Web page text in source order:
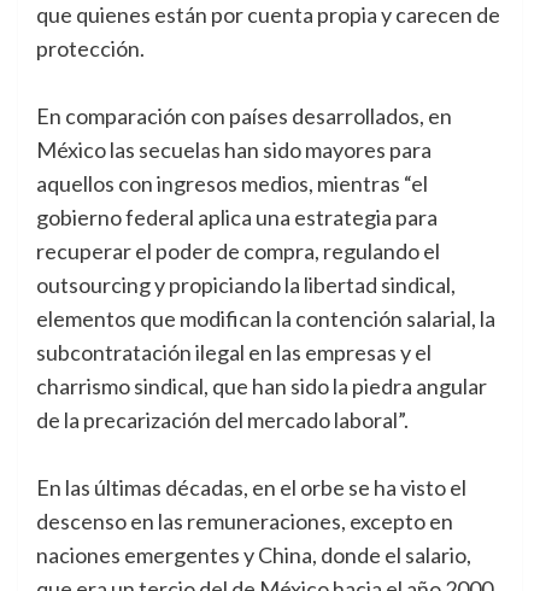
que quienes están por cuenta propia y carecen de
protección.
En comparación con países desarrollados, en
México las secuelas han sido mayores para
aquellos con ingresos medios, mientras “el
gobierno federal aplica una estrategia para
recuperar el poder de compra, regulando el
outsourcing y propiciando la libertad sindical,
elementos que modifican la contención salarial, la
subcontratación ilegal en las empresas y el
charrismo sindical, que han sido la piedra angular
de la precarización del mercado laboral”.
En las últimas décadas, en el orbe se ha visto el
descenso en las remuneraciones, excepto en
naciones emergentes y China, donde el salario,